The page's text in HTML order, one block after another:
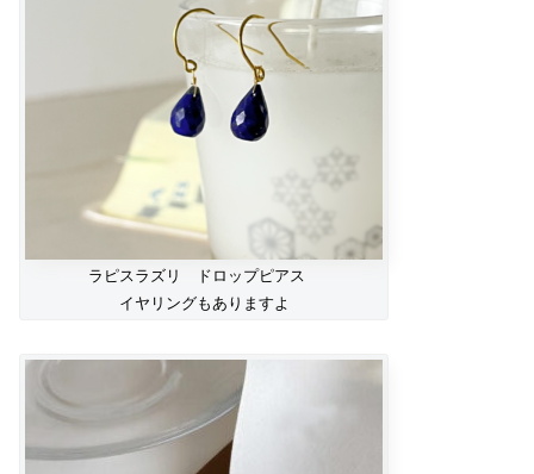
ラピスラズリ ドロップピアス
イヤリングもありますよ